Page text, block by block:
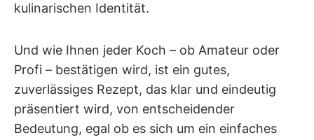
kulinarischen Identität.
Und wie Ihnen jeder Koch – ob Amateur oder
Profi – bestätigen wird, ist ein gutes,
zuverlässiges Rezept, das klar und eindeutig
präsentiert wird, von entscheidender
Bedeutung, egal ob es sich um ein einfaches